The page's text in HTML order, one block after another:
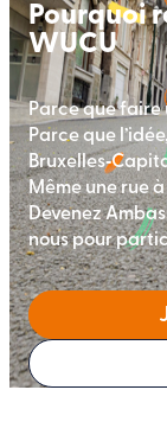
Pourquoi
WUCU
Parce que faire
Parce que
Même une rue
Devenez
nous pour